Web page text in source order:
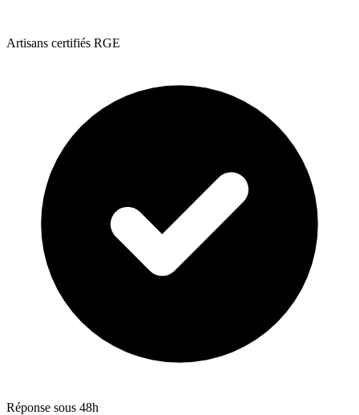
Artisans certifiés RGE
Réponse sous 48h